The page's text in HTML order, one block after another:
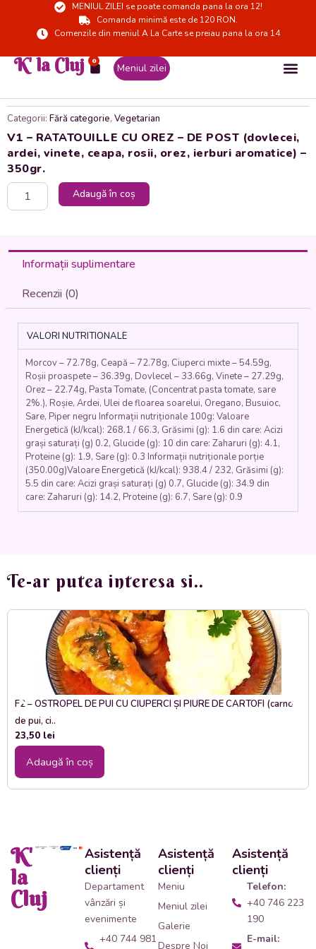
MENIUL ZILEI se poate comanda pana la ora 12!
Comanda minimă este de 120 RON.
Comenzile din meniul A La Carte se preiau pana la ora 14
K' la Cluj 0
Cart Meniul zilei
Categorii: Fără categorie, Vegetarian
V1 – RATATOUILLE CU OREZ – DE POST (dovlecei,
ardei, vinete, ceapa, rosii, orez, ierburi aromatice) –
350gr.
Cantitate
OREZ
POST
ardei,
ceapa,
rosii,
orez,
ierburi
aromatice)
350gr.
Adaugă în coș
Informații suplimentare
Recenzii (0)
VALORI NUTRITIONALE
Morcov – 72.78g, Ceapă – 72.78g, Ciuperci mixte – 54.59g,
Roșii proaspete – 36.39g, Dovlecel – 33.66g, Vinete – 27.29g,
Orez – 22.74g, Pasta Tomate, (Concentrat pasta tomate, sare
2%.), Roșie, Ardei, Ulei de floarea soarelui, Oregano, Busuioc,
Sare, Piper negru Informații nutriționale 100g: Valoare
Energetică (kJ/kcal): 268.1 / 66.3, Grăsimi (g): 1.6 din care: Acizi
grași saturați (g) 0.2, Glucide (g): 10 din care: Zaharuri (g): 4.1,
Proteine (g): 1.9, Sare (g): 0.3 Informații nutriționale porție
(350.00g)Valoare Energetică (kJ/kcal): 938.4 / 232, Grăsimi (g):
5.5 din care: Acizi grași saturați (g) 0.7, Glucide (g): 34.9 din
care: Zaharuri (g): 14.2, Proteine (g): 6.7, Sare (g): 0.9
Te-ar putea interesa si..
F2 – OSTROPEL DE PUI CU CIUPERCI ȘI PIURE DE CARTOFI (carne
de pui, ci..
23,50 lei
Adaugă în coș
K'
la
Cluj
Asistență
clienți
Departament
vânzări și
evenimente
+40 744 981
Asistență
clienți
Meniu
Meniul zilei
Galerie
Despre Noi
Asistență
clienți
Telefon:
+40 746 223
190
E-mail: